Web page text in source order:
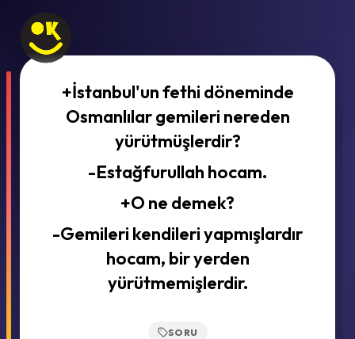
+İstanbul'un fethi döneminde
Osmanlılar gemileri nereden
yürütmüşlerdir?
-Estağfurullah hocam.
+O ne demek?
-Gemileri kendileri yapmışlardır
hocam, bir yerden
yürütmemişlerdir.
SORU